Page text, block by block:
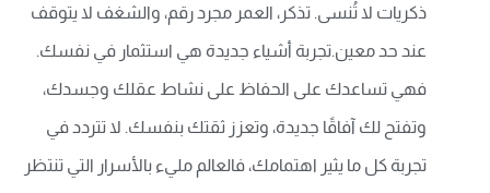
ذكريات لا تُنسى. تذكر، العمر مجرد رقم، والشغف لا يتوقف
عند حد معين.تجربة أشياء جديدة هي استثمار في نفسك.
فهي تساعدك على الحفاظ على نشاط عقلك وجسدك،
وتفتح لك آفاقًا جديدة، وتعزز ثقتك بنفسك. لا تتردد في
تجربة كل ما يثير اهتمامك، فالعالم مليء بالأسرار التي تنتظر